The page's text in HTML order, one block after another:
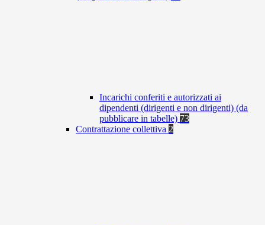
Incarichi conferiti e autorizzati ai
dipendenti (dirigenti e non dirigenti) (da
pubblicare in tabelle) 73
Contrattazione collettiva 2